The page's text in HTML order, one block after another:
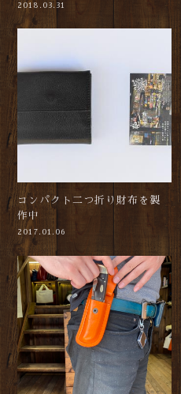
2018.03.31
コンパクト二つ折り財布を製
作中
2017.01.06